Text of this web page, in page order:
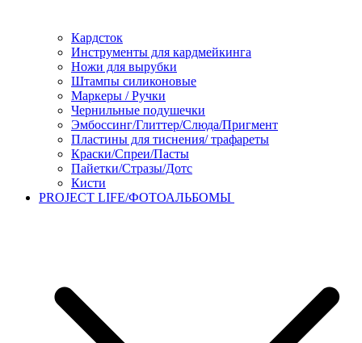
Кардсток
Инструменты для кардмейкинга
Ножи для вырубки
Штампы силиконовые
Маркеры / Ручки
Чернильные подушечки
Эмбоссинг/Глиттер/Слюда/Пригмент
Пластины для тиснения/ трафареты
Краски/Спреи/Пасты
Пайетки/Стразы/Дотс
Кисти
PROJECT LIFE/ФОТОАЛЬБОМЫ